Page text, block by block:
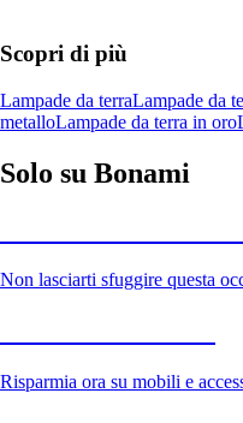
Scopri di più
Lampade da terraLampade da
metalloLampade da terra in oro
Solo su Bonami
Non lasciarti sfuggire questa
Risparmia ora su mobili e